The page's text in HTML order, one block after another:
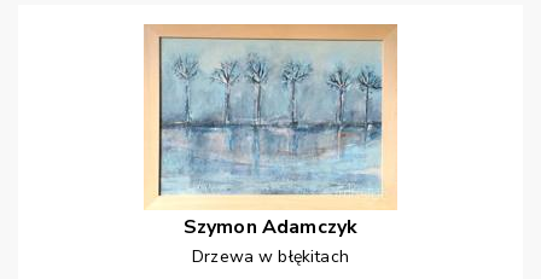
Szymon Adamczyk
Drzewa w błękitach